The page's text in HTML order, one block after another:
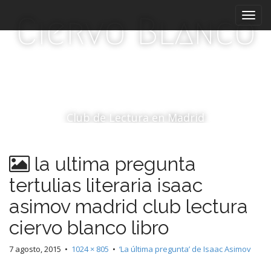
l
Ciervo Blanco
Club de Lectura en Madrid
la ultima pregunta
tertulias literaria isaac
asimov madrid club lectura
ciervo blanco libro
7 agosto, 2015 • 1024 × 805 • ‘La última pregunta’ de Isaac Asimov